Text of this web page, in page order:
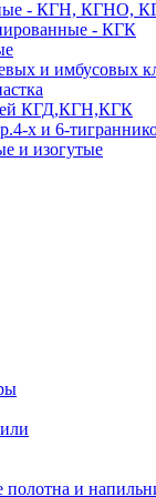
- КГН, КГНО,
- КГК
и имбусовых
КГД,КГН,КГК
х и 6-
и изогутые
и